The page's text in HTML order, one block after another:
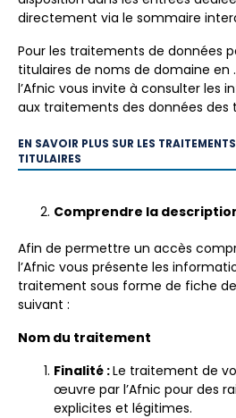
directement via le sommaire
Pour les traitements de données
titulaires de noms de domaine en
l’Afnic vous invite à consulter les
aux traitements des données des
EN SAVOIR PLUS SUR LES
TITULAIRES
Comprendre la
Afin de permettre un accès
l’Afnic vous présente les
traitement sous forme de fiche
suivant :
Nom du traitement
Finalité :Le traitement de
œuvre par l’Afnic pour des
explicites et légitimes.